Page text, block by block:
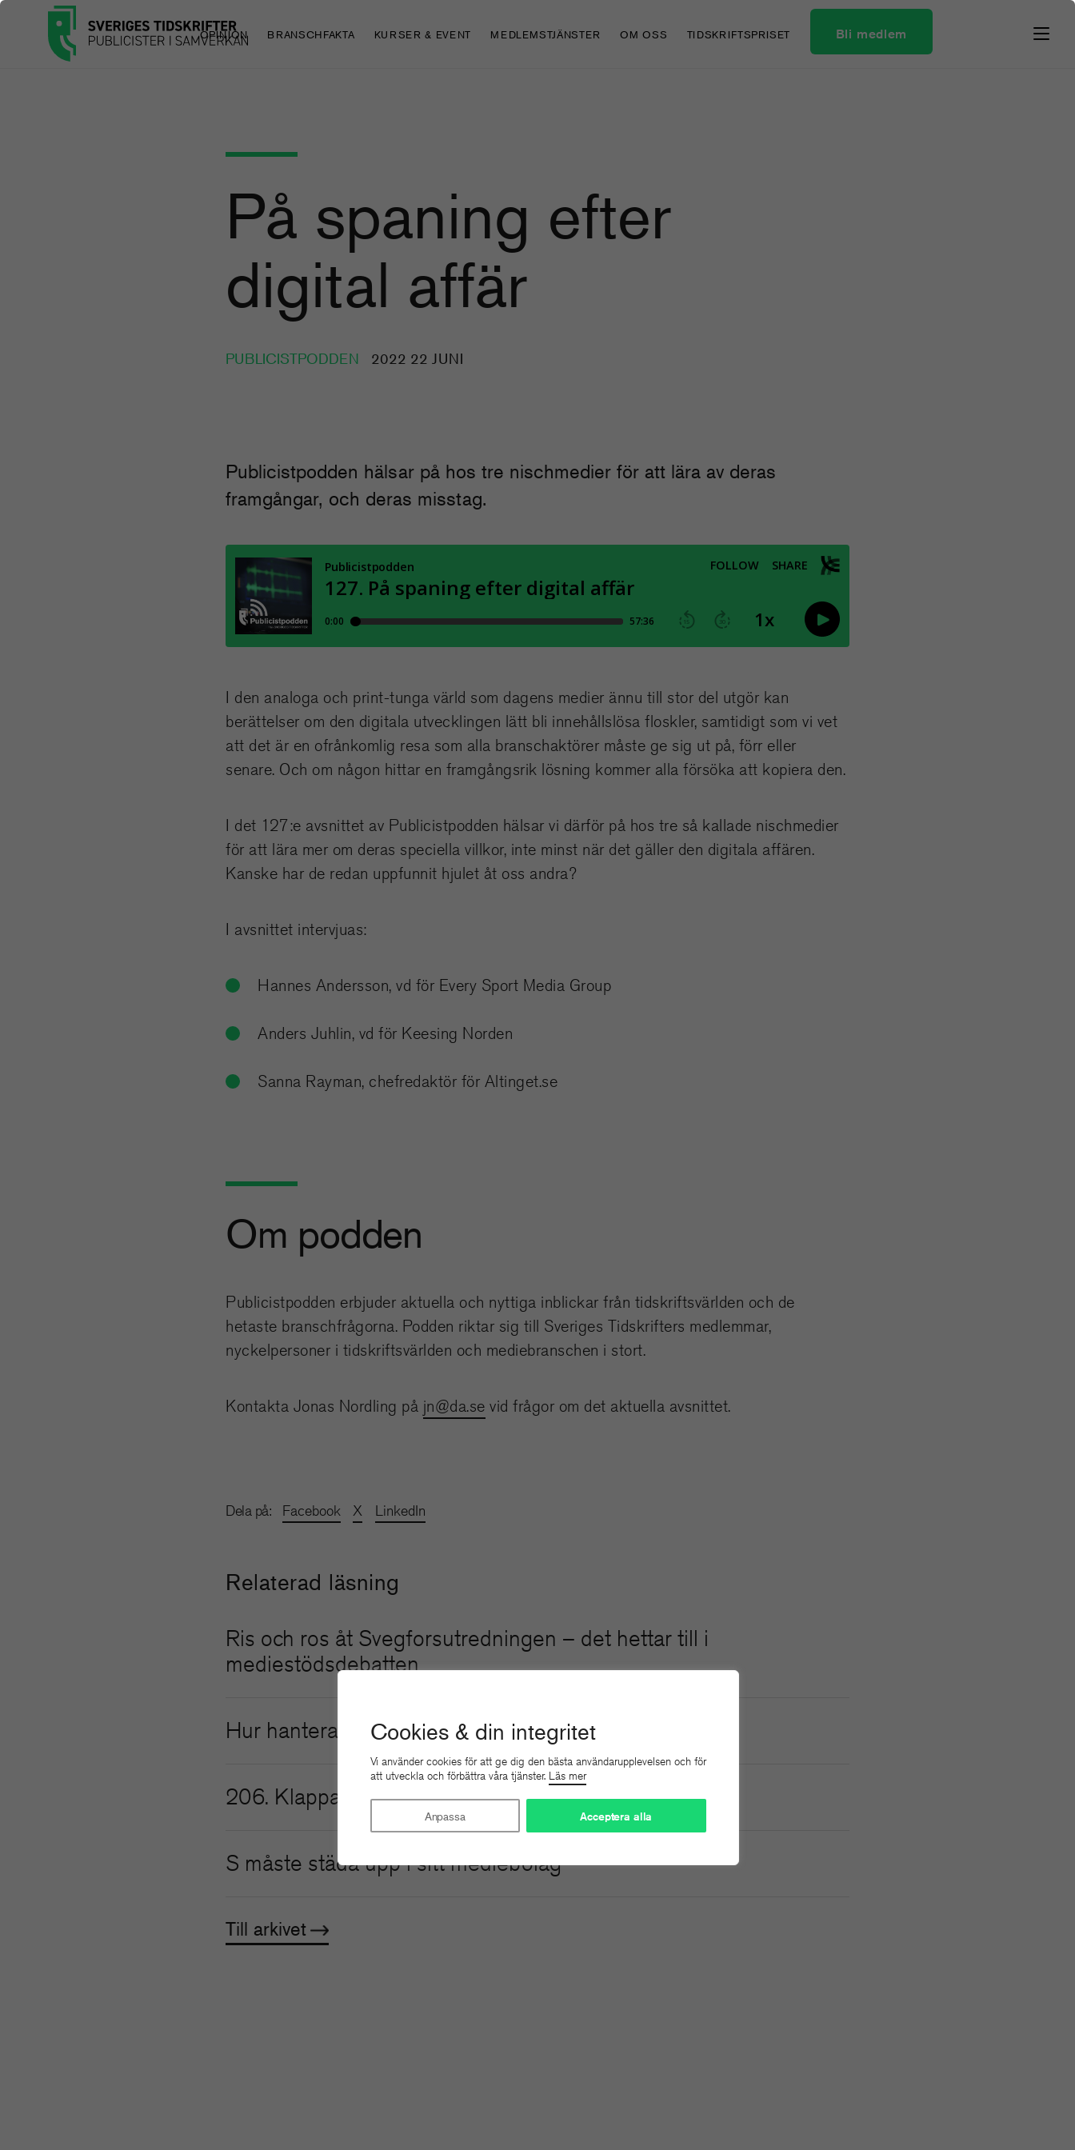
Cookies & din integritet
Vi använder cookies för att ge dig den bästa användarupplevelsen och för
att utveckla och förbättra våra tjänster. Läs mer
Anpassa Acceptera alla
OPINION BRANSCHFAKTA KURSER & EVENT MEDLEMSTJÄNSTER OM OSS TIDSKRIFTSPRISET Bli medlem
På spaning efter
digital affär
PUBLICISTPODDEN 2022 22 JUNI
Publicistpodden hälsar på hos tre nischmedier för att lära av deras
framgångar, och deras misstag.
I den analoga och print-tunga värld som dagens medier ännu till stor del utgör kan
berättelser om den digitala utvecklingen lätt bli innehållslösa floskler, samtidigt som vi vet
att det är en ofrånkomlig resa som alla branschaktörer måste ge sig ut på, förr eller
senare. Och om någon hittar en framgångsrik lösning kommer alla försöka att kopiera den.
I det 127:e avsnittet av Publicistpodden hälsar vi därför på hos tre så kallade nischmedier
för att lära mer om deras speciella villkor, inte minst när det gäller den digitala affären.
Kanske har de redan uppfunnit hjulet åt oss andra?
I avsnittet intervjuas:
Hannes Andersson, vd för Every Sport Media Group
Anders Juhlin, vd för Keesing Norden
Sanna Rayman, chefredaktör för Altinget.se
Om podden
Publicistpodden erbjuder aktuella och nyttiga inblickar från tidskriftsvärlden och de
hetaste branschfrågorna. Podden riktar sig till Sveriges Tidskrifters medlemmar,
nyckelpersoner i tidskriftsvärlden och mediebranschen i stort.
Kontakta Jonas Nordling på jn@da.se vid frågor om det aktuella avsnittet.
Dela på: Facebook X LinkedIn
Relaterad läsning
Ris och ros åt Svegforsutredningen – det hettar till i
mediestödsdebatten
Hur hanterar vi hatet och hoten?
206. Klappar, spaningar och löften – Julen är här!
S måste städa upp i sitt mediebolag
Till arkivet